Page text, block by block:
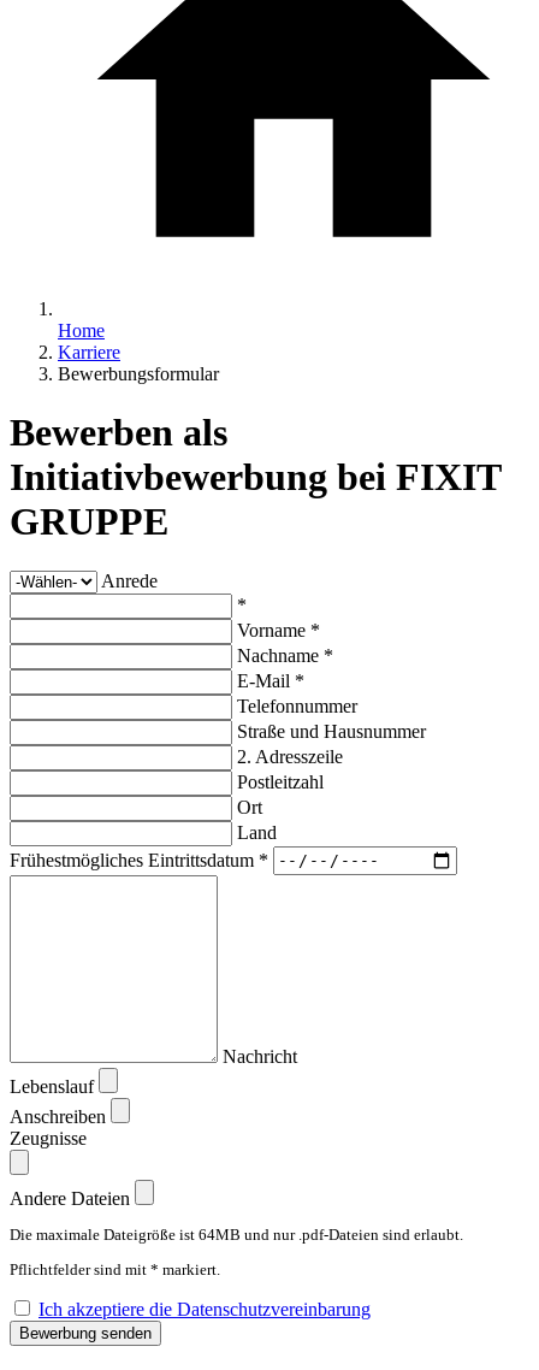
Home
Karriere
Bewerbungsformular
Bewerben als
Initiativbewerbung bei FIXIT
GRUPPE
Anrede
*
Vorname *
Nachname *
E-Mail *
Telefonnummer
Straße und Hausnummer
2. Adresszeile
Postleitzahl
Ort
Land
Frühestmögliches Eintrittsdatum *
Nachricht
Lebenslauf
Anschreiben
Zeugnisse
Andere Dateien
Die maximale Dateigröße ist 64MB und nur .pdf-Dateien sind erlaubt.
Pflichtfelder sind mit * markiert.
Ich akzeptiere die Datenschutzvereinbarung